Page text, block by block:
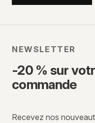
NEWSLETTER
-20 % sur
commande
Recevez nos